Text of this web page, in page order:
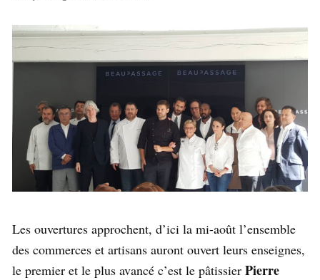
Les ouvertures approchent, d’ici la mi-août l’ensemble
des commerces et artisans auront ouvert leurs enseignes,
le premier et le plus avancé c’est le pâtissier Pierre